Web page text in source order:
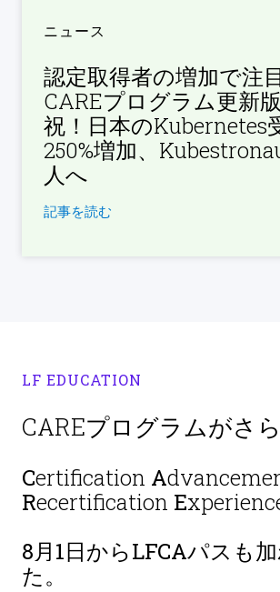
ニュース
認定取得者の増加で注
CAREプログラム更新
祝！日本のKubernetes
250%増加、
人へ
記事を読む
LF EDUCATION
CAREプログラムがさ
Certification A
Recertification E
8月1日からLFCAパスも
た。